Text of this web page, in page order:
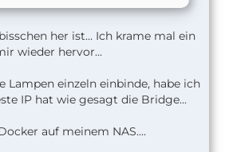
her ist... Ich krame mal ein
wieder hervor...
Lampen einzeln einbinde, habe ich
IP hat wie gesagt die Bridge...
auf meinem NAS....